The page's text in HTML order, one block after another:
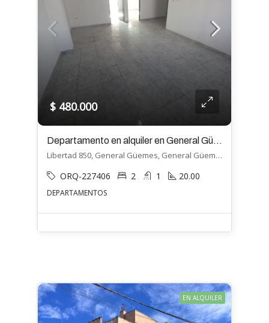
$ 480.000
Departamento en alquiler en General Güemes
Libertad 850, General Güemes, General Güemes
ORQ-227406 2 1 20.00
DEPARTAMENTOS
EN ALQUILER